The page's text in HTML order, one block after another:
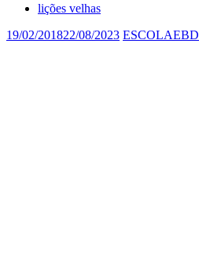
lições velhas
19/02/201822/08/2023 ESCOLAEBD